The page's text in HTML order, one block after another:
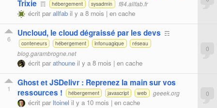
Trixie ☶ hébergement sysadmin f84.allfab.fr
écrit parallfab il y a 8 mois | en cache
6
Uncloud, le cloud dégraissé par les devs ☶
conteneurs hébergement infonuagique réseau
blog.garambrogne.net
écrit parathoune il y a 8 mois | en cache
0
1
Ghost et JSDelivr : Reprenez la main sur vos
ressources !
hébergement javascript web geeek.org
écrit par ltoinel il y a 10 mois | en cache
0